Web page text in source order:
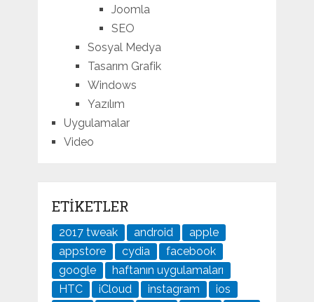
Joomla
SEO
Sosyal Medya
Tasarım Grafik
Windows
Yazılım
Uygulamalar
Video
ETIKETLER
2017 tweak android
apple
appstore
cydia
facebook
google
haftanın uygulamaları
HTC
iCloud instagram
ios